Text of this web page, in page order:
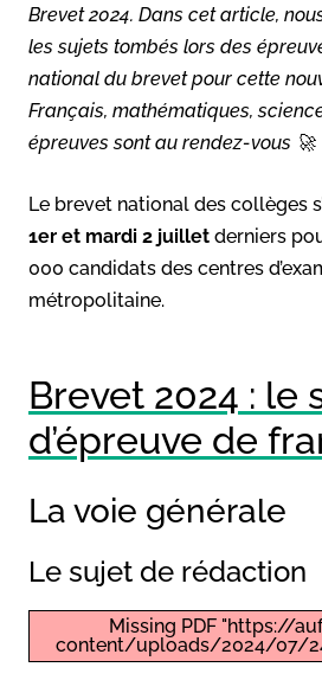
Brevet 2024. Dans cet article,
les sujets tombés lors des
national du brevet pour cette
Français, mathématiques,
épreuves sont au rendez-vous 🚀
Le brevet national des collèges
1er et mardi 2 juillet derniers
000 candidats des centres
métropolitaine.
Brevet 2024 : le
d’épreuve de
La voie générale
Le sujet de rédaction
Missing PDF "https://
content/uploads/2024/07/